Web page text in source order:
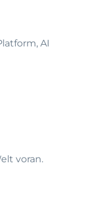
AI
voran.